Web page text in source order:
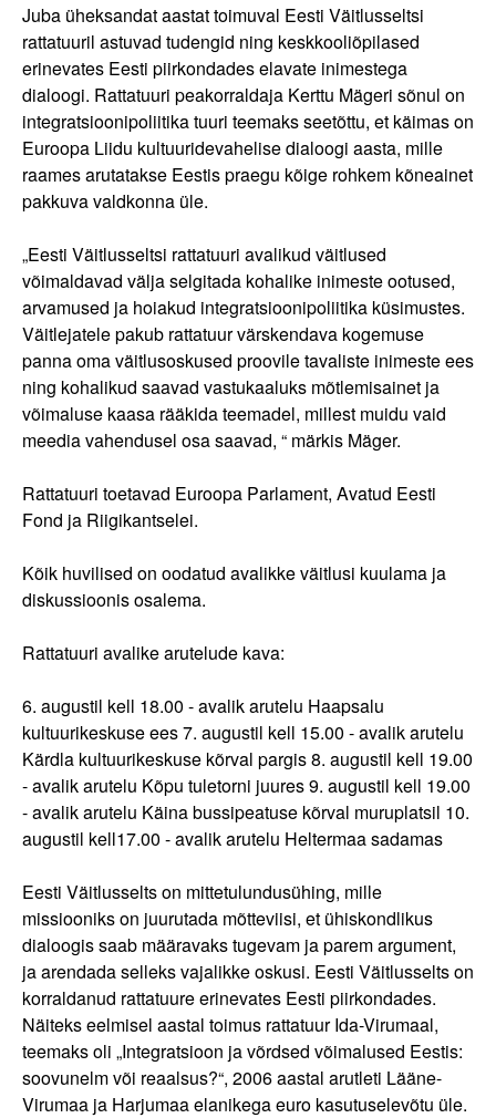
Juba üheksandat aastat toimuval Eesti Väitlusseltsi
rattatuuril astuvad tudengid ning keskkooliõpilased
erinevates Eesti piirkondades elavate inimestega
dialoogi. Rattatuuri peakorraldaja Kerttu Mägeri sõnul on
integratsioonipoliitika tuuri teemaks seetõttu, et käimas on
Euroopa Liidu kultuuridevahelise dialoogi aasta, mille
raames arutatakse Eestis praegu kõige rohkem kõneainet
pakkuva valdkonna üle.
„Eesti Väitlusseltsi rattatuuri avalikud väitlused
võimaldavad välja selgitada kohalike inimeste ootused,
arvamused ja hoiakud integratsioonipoliitika küsimustes.
Väitlejatele pakub rattatuur värskendava kogemuse
panna oma väitlusoskused proovile tavaliste inimeste ees
ning kohalikud saavad vastukaaluks mõtlemisainet ja
võimaluse kaasa rääkida teemadel, millest muidu vaid
meedia vahendusel osa saavad, “ märkis Mäger.
Rattatuuri toetavad Euroopa Parlament, Avatud Eesti
Fond ja Riigikantselei.
Kõik huvilised on oodatud avalikke väitlusi kuulama ja
diskussioonis osalema.
Rattatuuri avalike arutelude kava:
6. augustil kell 18.00 - avalik arutelu Haapsalu
kultuurikeskuse ees 7. augustil kell 15.00 - avalik arutelu
Kärdla kultuurikeskuse kõrval pargis 8. augustil kell 19.00
- avalik arutelu Kõpu tuletorni juures 9. augustil kell 19.00
- avalik arutelu Käina bussipeatuse kõrval muruplatsil 10.
augustil kell17.00 - avalik arutelu Heltermaa sadamas
Eesti Väitlusselts on mittetulundusühing, mille
missiooniks on juurutada mõtteviisi, et ühiskondlikus
dialoogis saab määravaks tugevam ja parem argument,
ja arendada selleks vajalikke oskusi. Eesti Väitlusselts on
korraldanud rattatuure erinevates Eesti piirkondades.
Näiteks eelmisel aastal toimus rattatuur Ida-Virumaal,
teemaks oli „Integratsioon ja võrdsed võimalused Eestis:
soovunelm või reaalsus?“, 2006 aastal arutleti Lääne-
Virumaa ja Harjumaa elanikega euro kasutuselevõtu üle.